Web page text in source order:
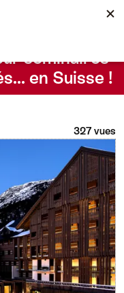
Bureau
séminaires
en Suisse !
327 vues